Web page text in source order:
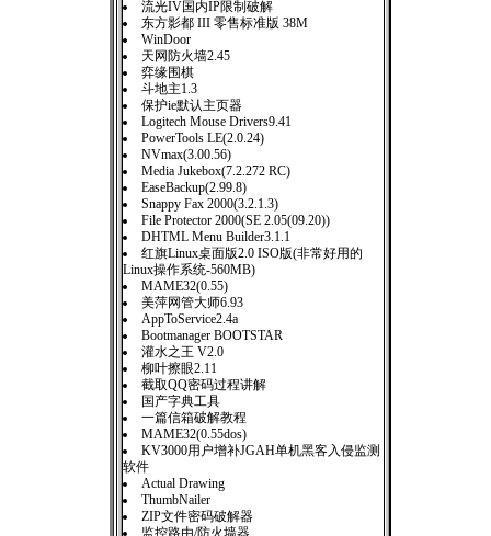
流光IV国内IP限制破解
东方影都 III 零售标准版 38M
WinDoor
天网防火墙2.45
弈缘围棋
斗地主1.3
保护ie默认主页器
Logitech Mouse Drivers9.41
PowerTools LE(2.0.24)
NVmax(3.00.56)
Media Jukebox(7.2.272 RC)
EaseBackup(2.99.8)
Snappy Fax 2000(3.2.1.3)
File Protector 2000(SE 2.05(09.20))
DHTML Menu Builder3.1.1
红旗Linux桌面版2.0 ISO版(非常好用的
Linux操作系统-560MB)
MAME32(0.55)
美萍网管大师6.93
AppToService2.4a
Bootmanager BOOTSTAR
灌水之王 V2.0
柳叶擦眼2.11
截取QQ密码过程讲解
国产字典工具
一篇信箱破解教程
MAME32(0.55dos)
KV3000用户增补JGAH单机黑客入侵监测
软件
Actual Drawing
ThumbNailer
ZIP文件密码破解器
监控路由/防火墙器